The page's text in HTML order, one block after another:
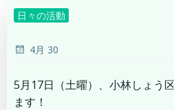
日々の活動
4月 30
5月17日（土曜）、小林しょう
ます！